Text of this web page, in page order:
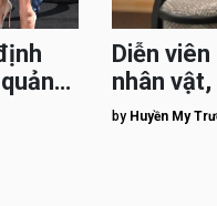
Diễn
nhân
nhân vật
by Huyền My